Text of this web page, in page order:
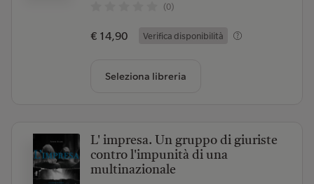
(0)
€ 14,90 Verifica disponibilità
Seleziona libreria
L' impresa. Un gruppo di giuriste
contro l'impunità di una
multinazionale